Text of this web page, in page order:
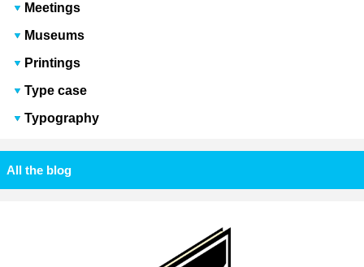
Meetings
Museums
Printings
Type case
Typography
All the blog